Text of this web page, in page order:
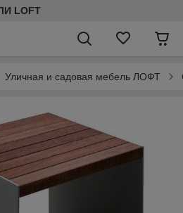
LOFT
Уличная и садовая мебель ЛОФТ